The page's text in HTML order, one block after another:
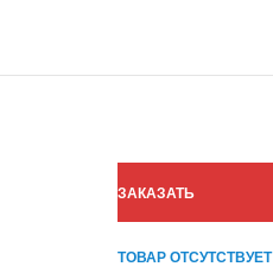
ЗАКАЗАТЬ
ТОВАР ОТСУТСТВУЕТ